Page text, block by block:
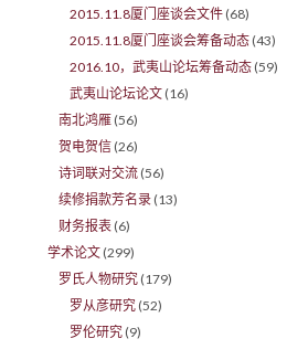
2015.11.8厦门座谈会文件 (68)
2015.11.8厦门座谈会筹备动态 (43)
2016.10，武夷山论坛筹备动态 (59)
武夷山论坛论文 (16)
南北鸿雁 (56)
贺电贺信 (26)
诗词联对交流 (56)
续修捐款芳名录 (13)
财务报表 (6)
学术论文 (299)
罗氏人物研究 (179)
罗从彦研究 (52)
罗伦研究 (9)